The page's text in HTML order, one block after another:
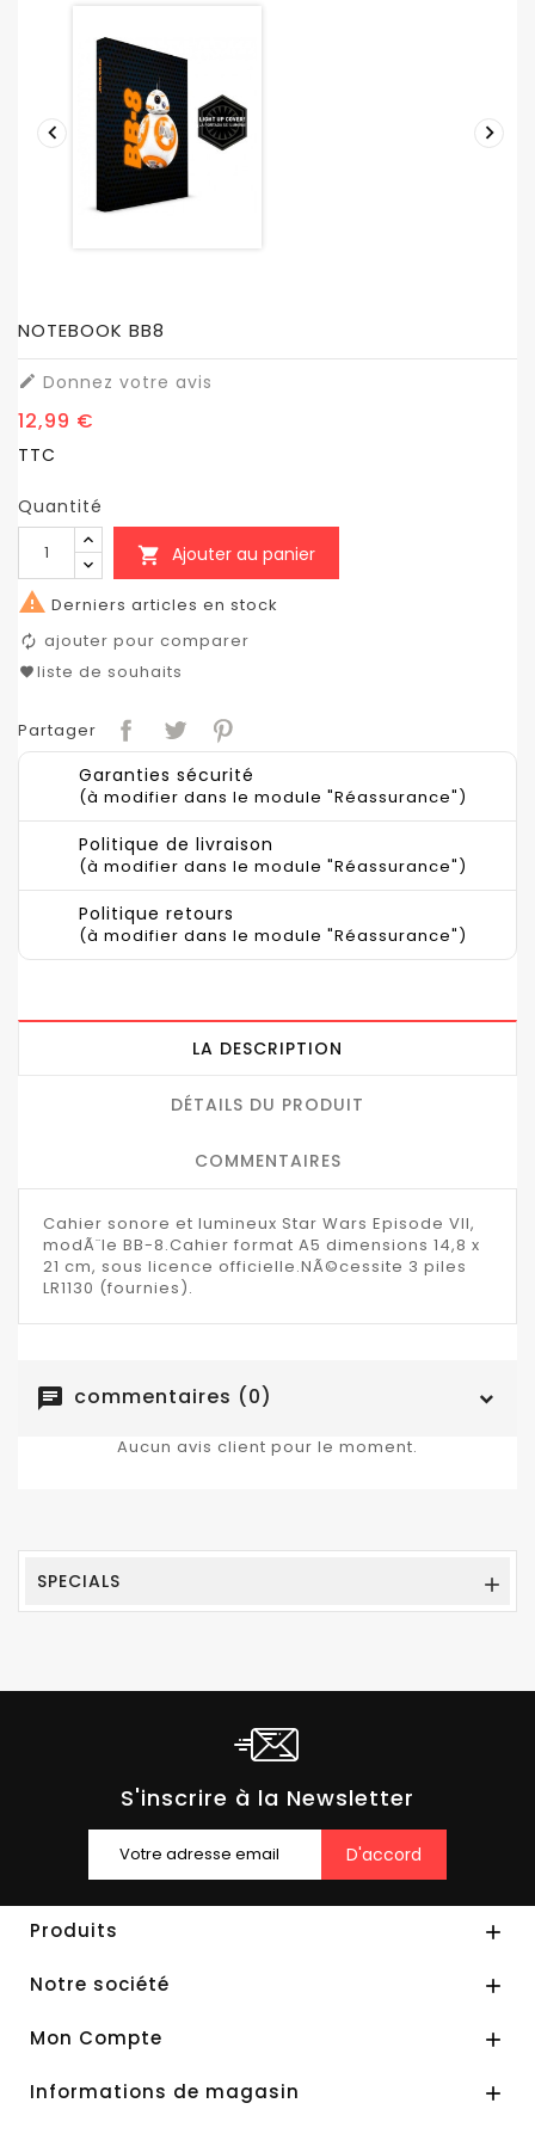
 
NOTEBOOK BB8
 Donnez votre avis
12,99 €
TTC
Quantité
 Ajouter au panier
 Derniers articles en stock
ajouter pour comparer
liste de souhaits
Partager
Garanties sécurité
(à modifier dans le module "Réassurance")
Politique de livraison
(à modifier dans le module "Réassurance")
Politique retours
(à modifier dans le module "Réassurance")
LA DESCRIPTION
DÉTAILS DU PRODUIT
COMMENTAIRES
Cahier sonore et lumineux Star Wars Episode VII,
modÃ¨le BB-8.Cahier format A5 dimensions 14,8 x
21 cm, sous licence officielle.NÃ©cessite 3 piles
LR1130 (fournies).
chat commentaires (0)
Aucun avis client pour le moment.
SPECIALS 
S'inscrire à la Newsletter
Produits 
Notre société 
Mon Compte 
Informations de magasin 